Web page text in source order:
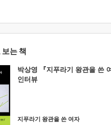
는 책
박상영 『지푸라기 왕관을 쓴
인터뷰
지푸라기 왕관을 쓴 여자